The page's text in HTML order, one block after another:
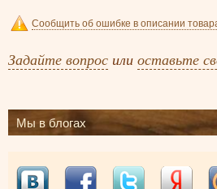
Сообщить об ошибке в описании
Задайте вопрос или оставьте
Мы в блогах